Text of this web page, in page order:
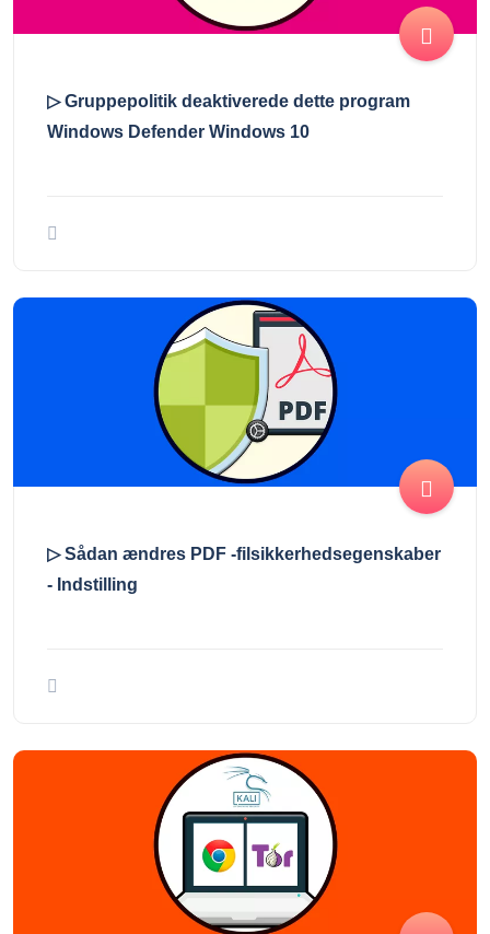
▷ Gruppepolitik deaktiverede dette program
Windows Defender Windows 10
▷ Sådan ændres PDF -filsikkerhedsegenskaber
- Indstilling